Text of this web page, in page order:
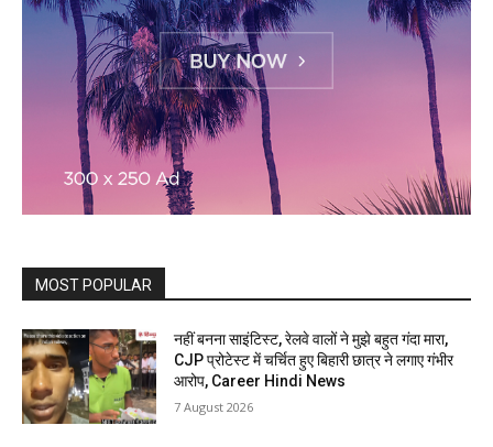
MOST POPULAR
नहीं बनना साइंटिस्ट, रेलवे वालों ने मुझे बहुत गंदा मारा,
CJP प्रोटेस्ट में चर्चित हुए बिहारी छात्र ने लगाए गंभीर
आरोप, Career Hindi News
7 August 2026